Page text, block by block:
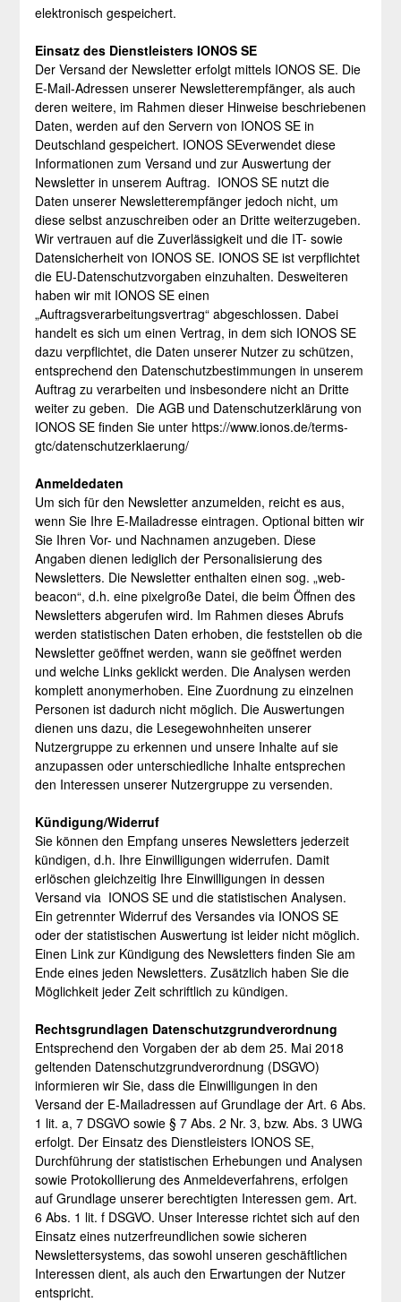
elektronisch gespeichert.
Einsatz des Dienstleisters IONOS SE
Der Versand der Newsletter erfolgt mittels IONOS SE. Die
E-Mail-Adressen unserer Newsletterempfänger, als auch
deren weitere, im Rahmen dieser Hinweise beschriebenen
Daten, werden auf den Servern von IONOS SE in
Deutschland gespeichert. IONOS SEverwendet diese
Informationen zum Versand und zur Auswertung der
Newsletter in unserem Auftrag. IONOS SE nutzt die
Daten unserer Newsletterempfänger jedoch nicht, um
diese selbst anzuschreiben oder an Dritte weiterzugeben.
Wir vertrauen auf die Zuverlässigkeit und die IT- sowie
Datensicherheit von IONOS SE. IONOS SE ist verpflichtet
die EU-Datenschutzvorgaben einzuhalten. Desweiteren
haben wir mit IONOS SE einen
„Auftragsverarbeitungsvertrag“ abgeschlossen. Dabei
handelt es sich um einen Vertrag, in dem sich IONOS SE
dazu verpflichtet, die Daten unserer Nutzer zu schützen,
entsprechend den Datenschutzbestimmungen in unserem
Auftrag zu verarbeiten und insbesondere nicht an Dritte
weiter zu geben. Die AGB und Datenschutzerklärung von
IONOS SE finden Sie unter https://www.ionos.de/terms-
gtc/datenschutzerklaerung/
Anmeldedaten
Um sich für den Newsletter anzumelden, reicht es aus,
wenn Sie Ihre E-Mailadresse eintragen. Optional bitten wir
Sie Ihren Vor- und Nachnamen anzugeben. Diese
Angaben dienen lediglich der Personalisierung des
Newsletters. Die Newsletter enthalten einen sog. „web-
beacon“, d.h. eine pixelgroße Datei, die beim Öffnen des
Newsletters abgerufen wird. Im Rahmen dieses Abrufs
werden statistischen Daten erhoben, die feststellen ob die
Newsletter geöffnet werden, wann sie geöffnet werden
und welche Links geklickt werden. Die Analysen werden
komplett anonymerhoben. Eine Zuordnung zu einzelnen
Personen ist dadurch nicht möglich. Die Auswertungen
dienen uns dazu, die Lesegewohnheiten unserer
Nutzergruppe zu erkennen und unsere Inhalte auf sie
anzupassen oder unterschiedliche Inhalte entsprechen
den Interessen unserer Nutzergruppe zu versenden.
Kündigung/Widerruf
Sie können den Empfang unseres Newsletters jederzeit
kündigen, d.h. Ihre Einwilligungen widerrufen. Damit
erlöschen gleichzeitig Ihre Einwilligungen in dessen
Versand via IONOS SE und die statistischen Analysen.
Ein getrennter Widerruf des Versandes via IONOS SE
oder der statistischen Auswertung ist leider nicht möglich.
Einen Link zur Kündigung des Newsletters finden Sie am
Ende eines jeden Newsletters. Zusätzlich haben Sie die
Möglichkeit jeder Zeit schriftlich zu kündigen.
Rechtsgrundlagen Datenschutzgrundverordnung
Entsprechend den Vorgaben der ab dem 25. Mai 2018
geltenden Datenschutzgrundverordnung (DSGVO)
informieren wir Sie, dass die Einwilligungen in den
Versand der E-Mailadressen auf Grundlage der Art. 6 Abs.
1 lit. a, 7 DSGVO sowie § 7 Abs. 2 Nr. 3, bzw. Abs. 3 UWG
erfolgt. Der Einsatz des Dienstleisters IONOS SE,
Durchführung der statistischen Erhebungen und Analysen
sowie Protokollierung des Anmeldeverfahrens, erfolgen
auf Grundlage unserer berechtigten Interessen gem. Art.
6 Abs. 1 lit. f DSGVO. Unser Interesse richtet sich auf den
Einsatz eines nutzerfreundlichen sowie sicheren
Newslettersystems, das sowohl unseren geschäftlichen
Interessen dient, als auch den Erwartungen der Nutzer
entspricht.